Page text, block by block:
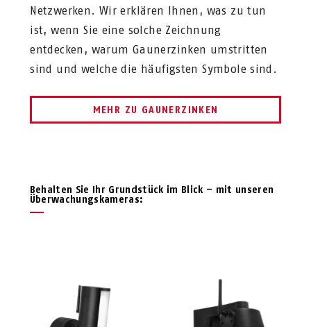
Netzwerken. Wir erklären Ihnen, was zu tun
ist, wenn Sie eine solche Zeichnung
entdecken, warum Gaunerzinken umstritten
sind und welche die häufigsten Symbole sind.
MEHR ZU GAUNERZINKEN
Behalten Sie Ihr Grundstück im Blick – mit unseren
Überwachungskameras: